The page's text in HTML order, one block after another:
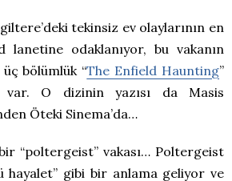
tekinsiz ev olaylarının en
lanetine odaklanıyor, bu vakanın
bölümlük “The Enfield Haunting”
O dizinin yazısı da Masis
Öteki Sinema’da…
“poltergeist” vakası… Poltergeist
hayalet” gibi bir anlama geliyor ve